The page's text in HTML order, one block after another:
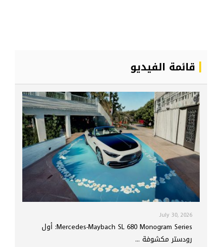
قائمة الفيديو
July 30, 2026
Mercedes-Maybach SL 680 Monogram Series: أول
رودستر مكشوفة ...